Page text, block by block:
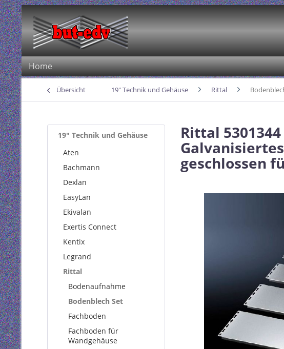
Home
Übersicht 19" Technik und Gehäuse Rittal
19" Technik und Gehäuse
Aten
Bachmann
Dexlan
EasyLan
Ekivalan
Exertis Connect
Kentix
Legrand
Rittal
Bodenaufnahme
Bodenblech Set
Fachboden
Fachboden für
Wandgehäuse
Rittal
geschlossen